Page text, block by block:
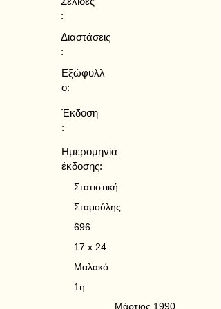
:
Διαστάσεις
:
Εξώφυλλ
ο:
Έκδοση
:
Ημερομηνία
έκδοσης:
Στατιστική
Σταμούλης
696
17 x 24
Μαλακό
1η
Μάρτιος 1990